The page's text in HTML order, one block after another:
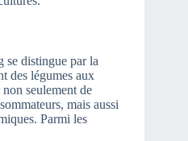
distingue par la
des légumes aux
seulement de
mais aussi
Parmi les